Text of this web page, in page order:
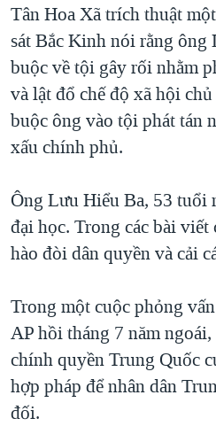
Tân Hoa Xã trích thuật
sát Bắc Kinh nói rằng ông
buộc về tội gây rối nhằm
và lật đổ chế độ xã hội
buộc ông vào tội phát tán
xấu chính phủ.
Ông Lưu Hiểu Ba, 53 tuổi
đại học. Trong các bài viết
hào đòi dân quyền và cải
Trong một cuộc phỏng
AP hồi tháng 7 năm
chính quyền Trung Quốc
hợp pháp để nhân dân
đối.